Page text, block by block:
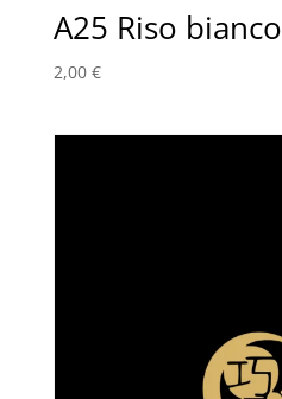
A25 Riso bianco
2,00 €